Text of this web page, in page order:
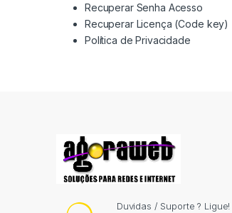
Recuperar Senha Acesso
Recuperar Licença (Code key)
Política de Privacidade
Duvidas / Suporte ? Ligue!